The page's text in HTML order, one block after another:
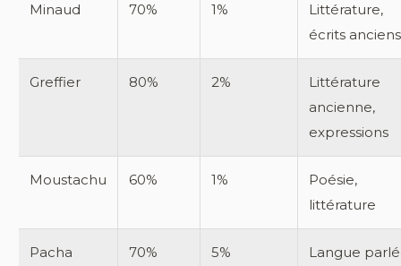
Minaud 70% 1%
Littérature,
écrits anciens
Greffier 80% 2%
Littérature
ancienne,
expressions
Moustachu 60% 1%
Poésie,
littérature
Pacha
70% 5% Langue